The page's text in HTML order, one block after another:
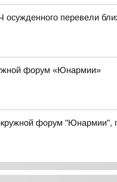
перевели
форум «Юнармии»
форум